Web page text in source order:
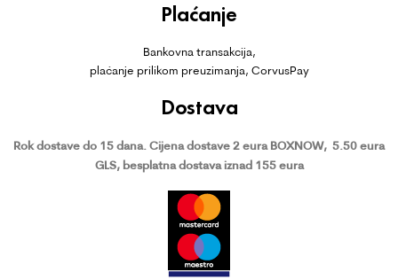
Plaćanje
Bankovna transakcija,
plaćanje prilikom preuzimanja, CorvusPay
Dostava
Rok dostave do 15 dana. Cijena dostave 2 eura BOXNOW, 5.50 eura
GLS, besplatna dostava iznad 155 eura